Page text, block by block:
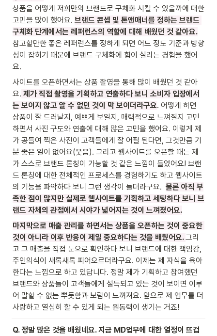
상품을 어떻게 저희만의 브랜드로 구체화 시킬 수 있을까에 대한
고민을 많이 했어요. 브랜드 콘셉 및 톤앤매너를 정하는 브랜드
구체화 단계에서는 레퍼런스의 역할에 대해 배웠던 것 같아요.
참고할만한 좋은 레퍼런스를 정하게 되면 어느 정도 기준과 방향
성이 잡히기 때문에 브랜드 구체화에 힘이 실리는 경험을 했어
요.
사이트를 오픈하면서는 상품 촬영을 통해 많이 배웠던 것 같아
요. 제가 직접 촬영을 기획하고 연출하다 보니 소비자 입장에서
는 보이지 않고 알 수 없던 것이 막 보이더라구요. 어떻게 하면
상품이 잘 드러날지, 예쁘게 보일지, 매력적으로 느껴질지 고민
하면서 사진 구도와 연출에 대해 많은 고민을 했어요. 이렇게 제
가 공들여 찍은 사진이 고객들에게 잘 어필 된다면, 그것만큼 기
분 좋은 일이 없어요(웃음). 그리고 웹사이트를 오픈할 때는 제
가 스스로 브랜드 론칭이 가능할 것 같은 느낌이 들었어요! 브랜
드 론칭에 대한 전체적인 프로세스를 경험하기도 하고 웹사이트
의 기능을 파악하다 보니 그런 생각이 들더라구요. 물론 아직 부
족한 점이 많지만 실제로 웹사이트를 기획하고 세팅하다 보니 브
랜드 자체의 관점에서 시야가 넓어지는 것이 느껴졌어요.
마지막으로 매출 관리를 하면서는 상품을 오픈하는 것이 중요한
것이 아니라 이후 반응이 제일 중요하다는 것을 배웠어요. 그리
고 그 매출을 직접 눈으로 확인하다 보니 브랜드에 대한 책임감,
주인의식이 새록새록 피어오르더라구요. 이제는 제 자식을 육아
한다는 느낌으로 하고 있답니다. 정말 제가 기획하고 참여했던
브랜드와 상품들이 고객들에게 설득되고 있는 것이 보이면 이루
어 말할 수 없는 뿌듯함과 보람이 느껴져요. 앞으로 제 업무를 더
사랑하고 열심히 할 수 있게 되는 원동력이 생기는 거죠!
Q. 정말 많은 것을 배웠네요. 지금 MD업무에 대한 열정이 뜨겁